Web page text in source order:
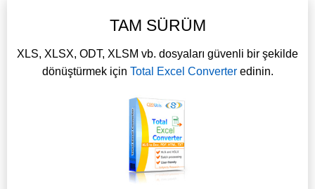
TAM SÜRÜM
XLS, XLSX, ODT, XLSM vb. dosyaları güvenli bir şekilde
dönüştürmek için Total Excel Converteredinin.